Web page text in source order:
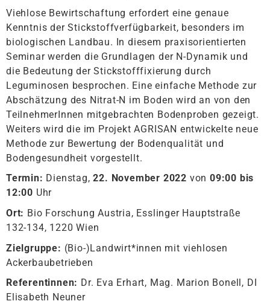
Viehlose Bewirtschaftung erfordert eine genaue
Kenntnis der Stickstoffverfügbarkeit, besonders im
biologischen Landbau. In diesem praxisorientierten
Seminar werden die Grundlagen der N-Dynamik und
die Bedeutung der Stickstofffixierung durch
Leguminosen besprochen. Eine einfache Methode zur
Abschätzung des Nitrat-N im Boden wird an von den
TeilnehmerInnen mitgebrachten Bodenproben gezeigt.
Weiters wird die im Projekt AGRISAN entwickelte neue
Methode zur Bewertung der Bodenqualität und
Bodengesundheit vorgestellt.
Termin: Dienstag,22. November 2022 von09:00 bis
12:00 Uhr
Ort: Bio Forschung Austria, Esslinger Hauptstraße
132-134, 1220 Wien
Zielgruppe: (Bio-)Landwirt*innen mit viehlosen
Ackerbaubetrieben
Referentinnen: Dr. Eva Erhart, Mag. Marion Bonell, DI
Elisabeth Neuner